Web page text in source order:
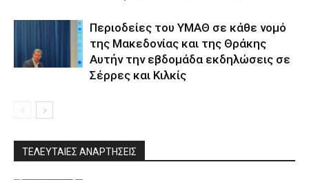
Περιοδείες του ΥΜΑΘ σε κάθε νομό
της Μακεδονίας και της Θράκης
Αυτήν την εβδομάδα εκδηλώσεις σε
Σέρρες και Κιλκίς
ΤΕΛΕΥΤΑΙΕΣ ΑΝΑΡΤΗΣΕΙΣ